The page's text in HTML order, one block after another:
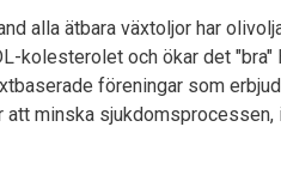
alla ätbara växtoljor har
kolesterolet och ökar det
föreningar som
att minska sjukdomsprocessen,